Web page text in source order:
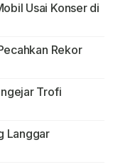
Usai Konser di
Rekor
Trofi
Langgar